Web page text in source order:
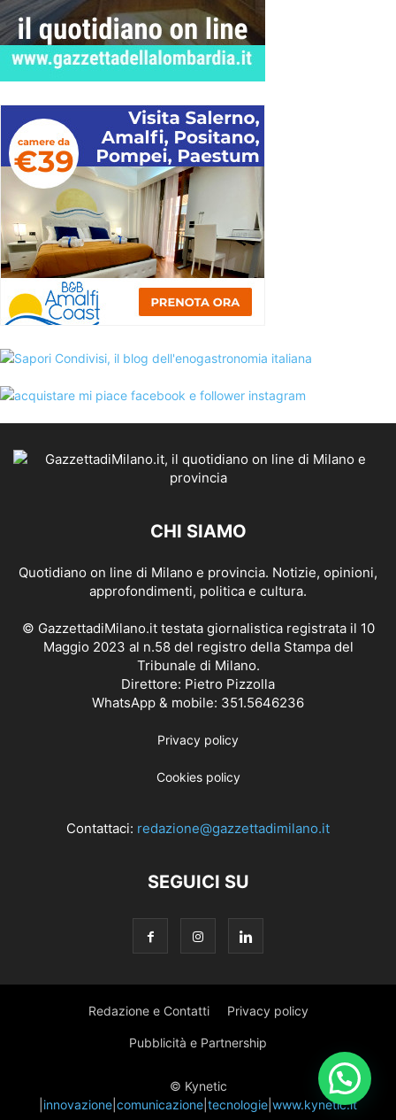
CHI SIAMO
Quotidiano on line di Milano e provincia. Notizie, opinioni,
approfondimenti, politica e cultura.
© GazzettadiMilano.it testata giornalistica registrata il 10
Maggio 2023 al n.58 del registro della Stampa del
Tribunale di Milano.
Direttore: Pietro Pizzolla
WhatsApp & mobile: 351.5646236
Privacy policy
Cookies policy
Contattaci: redazione@gazzettadimilano.it
SEGUICI SU
Redazione e Contatti Privacy policy
Pubblicità e Partnership
© Kynetic
innovazione comunicazione tecnologie www.kynetic.it